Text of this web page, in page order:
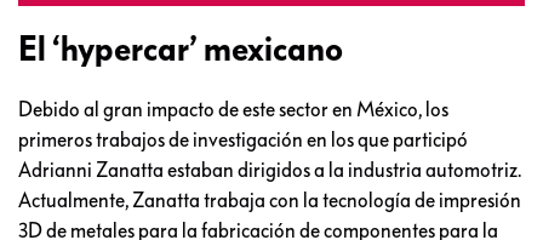
El ‘hypercar’ mexicano
Debido al gran impacto de este sector en México, los
primeros trabajos de investigación en los que participó
Adrianni Zanatta estaban dirigidos a la industria automotriz.
Actualmente, Zanatta trabaja con la tecnología de impresión
3D de metales para la fabricación de componentes para la